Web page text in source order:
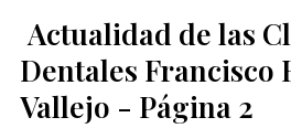
Actualidad de las
Dentales Francisco
Vallejo - Página 2